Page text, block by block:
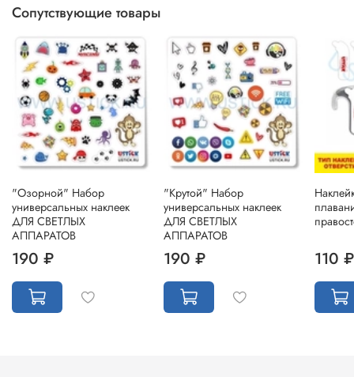
Сопутствующие товары
"Озорной" Набор
универсальных наклеек
ДЛЯ СВЕТЛЫХ
АППАРАТОВ
190 ₽
"Крутой" Набор
универсальных наклеек
ДЛЯ СВЕТЛЫХ
АППАРАТОВ
190 ₽ 110 ₽